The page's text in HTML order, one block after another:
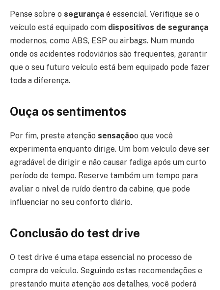
Pense sobre o segurança é essencial. Verifique se o
veículo está equipado com dispositivos de segurança
modernos, como ABS, ESP ou airbags. Num mundo
onde os acidentes rodoviários são frequentes, garantir
que o seu futuro veículo está bem equipado pode fazer
toda a diferença.
Ouça os sentimentos
Por fim, preste atenção sensaçãoo que você
experimenta enquanto dirige. Um bom veículo deve ser
agradável de dirigir e não causar fadiga após um curto
período de tempo. Reserve também um tempo para
avaliar o nível de ruído dentro da cabine, que pode
influenciar no seu conforto diário.
Conclusão do test drive
O test drive é uma etapa essencial no processo de
compra do veículo. Seguindo estas recomendações e
prestando muita atenção aos detalhes, você poderá